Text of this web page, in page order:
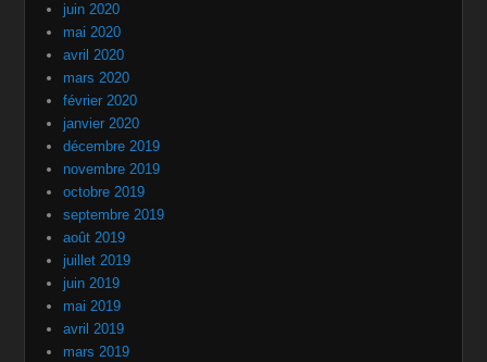
juin 2020
mai 2020
avril 2020
mars 2020
février 2020
janvier 2020
décembre 2019
novembre 2019
octobre 2019
septembre 2019
août 2019
juillet 2019
juin 2019
mai 2019
avril 2019
mars 2019